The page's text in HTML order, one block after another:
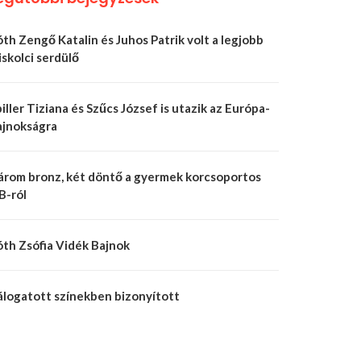
Zengő Katalin és Juhos Patrik volt a legjobb
serdülő
Tiziana és Szűcs József is utazik az Európa-
bronz, két döntő a gyermek korcsoportos
ról
Zsófia Vidék Bajnok
színekben bizonyított